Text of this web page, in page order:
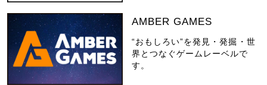
AMBER GAMES
“おもしろい”を発見・発掘・世
界とつなぐゲームレーベルで
す。